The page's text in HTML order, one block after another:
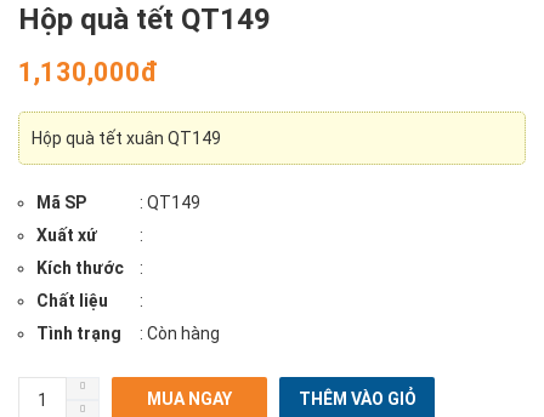
Hộp quà tết QT149
1,130,000đ
Hộp quà tết xuân QT149
Mã SP
: QT149
Xuất xứ
:
Kích thước
:
Chất liệu
:
Tình trạng
: Còn hàng
MUA NGAY